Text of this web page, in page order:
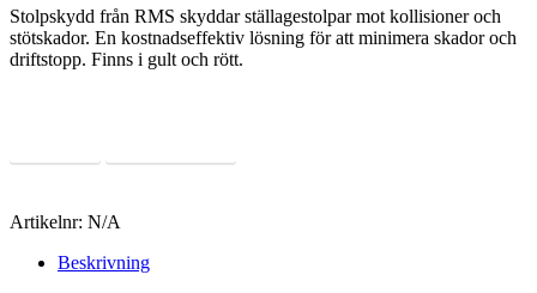
Stolpskydd från RMS skyddar ställagestolpar mot kollisioner och
stötskador. En kostnadseffektiv lösning för att minimera skador och
driftstopp. Finns i gult och rött.
Artikelnr: N/A
Beskrivning